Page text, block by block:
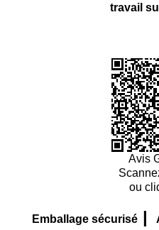
travail
Avis
ou
Emballage sécurisé |